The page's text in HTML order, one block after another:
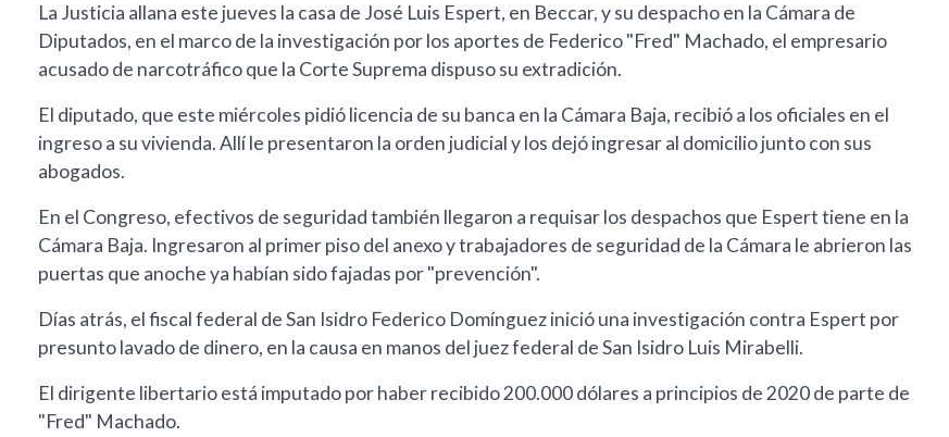
La Justicia allana este jueves la casa de José Luis Espert, en Beccar, y su despacho en la Cámara de
Diputados, en el marco de la investigación por los aportes de Federico "Fred" Machado, el empresario
acusado de narcotráfico que la Corte Suprema dispuso su extradición.
El diputado, que este miércoles pidió licencia de su banca en la Cámara Baja, recibió a los oficiales en el
ingreso a su vivienda. Allí le presentaron la orden judicial y los dejó ingresar al domicilio junto con sus
abogados.
En el Congreso, efectivos de seguridad también llegaron a requisar los despachos que Espert tiene en la
Cámara Baja. Ingresaron al primer piso del anexo y trabajadores de seguridad de la Cámara le abrieron las
puertas que anoche ya habían sido fajadas por "prevención".
Días atrás, el fiscal federal de San Isidro Federico Domínguez inició una investigación contra Espert por
presunto lavado de dinero, en la causa en manos del juez federal de San Isidro Luis Mirabelli.
El dirigente libertario está imputado por haber recibido 200.000 dólares a principios de 2020 de parte de
"Fred" Machado.